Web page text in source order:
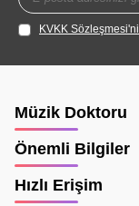
KVKK Sözleşmesi'ni
Müzik Doktoru
Önemli Bilgiler
Hızlı Erişim